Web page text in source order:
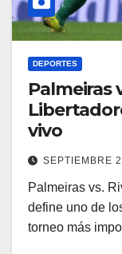
DEPORTES
Palmeiras
vivo
SEPTIEMBRE
Palmeiras vs.
define uno de
torneo más